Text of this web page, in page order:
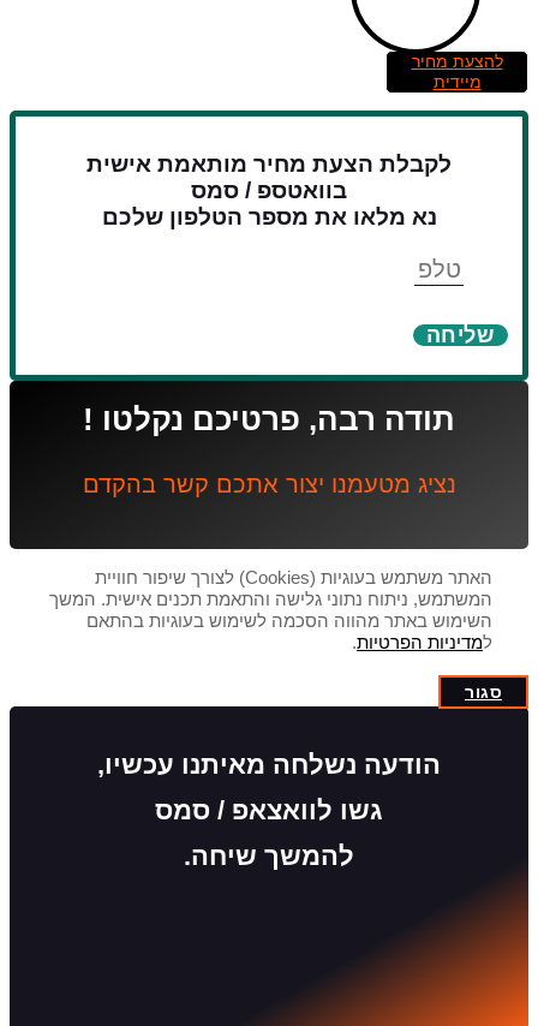
להצעת מחיר
מיידית
לקבלת הצעת מחיר מותאמת אישית
בוואטספ / סמס
נא מלאו את מספר הטלפון שלכם
שליחה
תודה רבה, פרטיכם נקלטו !
נציג מטעמנו יצור אתכם קשר בהקדם
האתר משתמש בעוגיות (Cookies) לצורך שיפור חוויית
המשתמש, ניתוח נתוני גלישה והתאמת תכנים אישית. המשך
השימוש באתר מהווה הסכמה לשימוש בעוגיות בהתאם
למדיניות הפרטיות.
סגור
הודעה נשלחה מאיתנו עכשיו,
גשו לוואצאפ / סמס
להמשך שיחה.